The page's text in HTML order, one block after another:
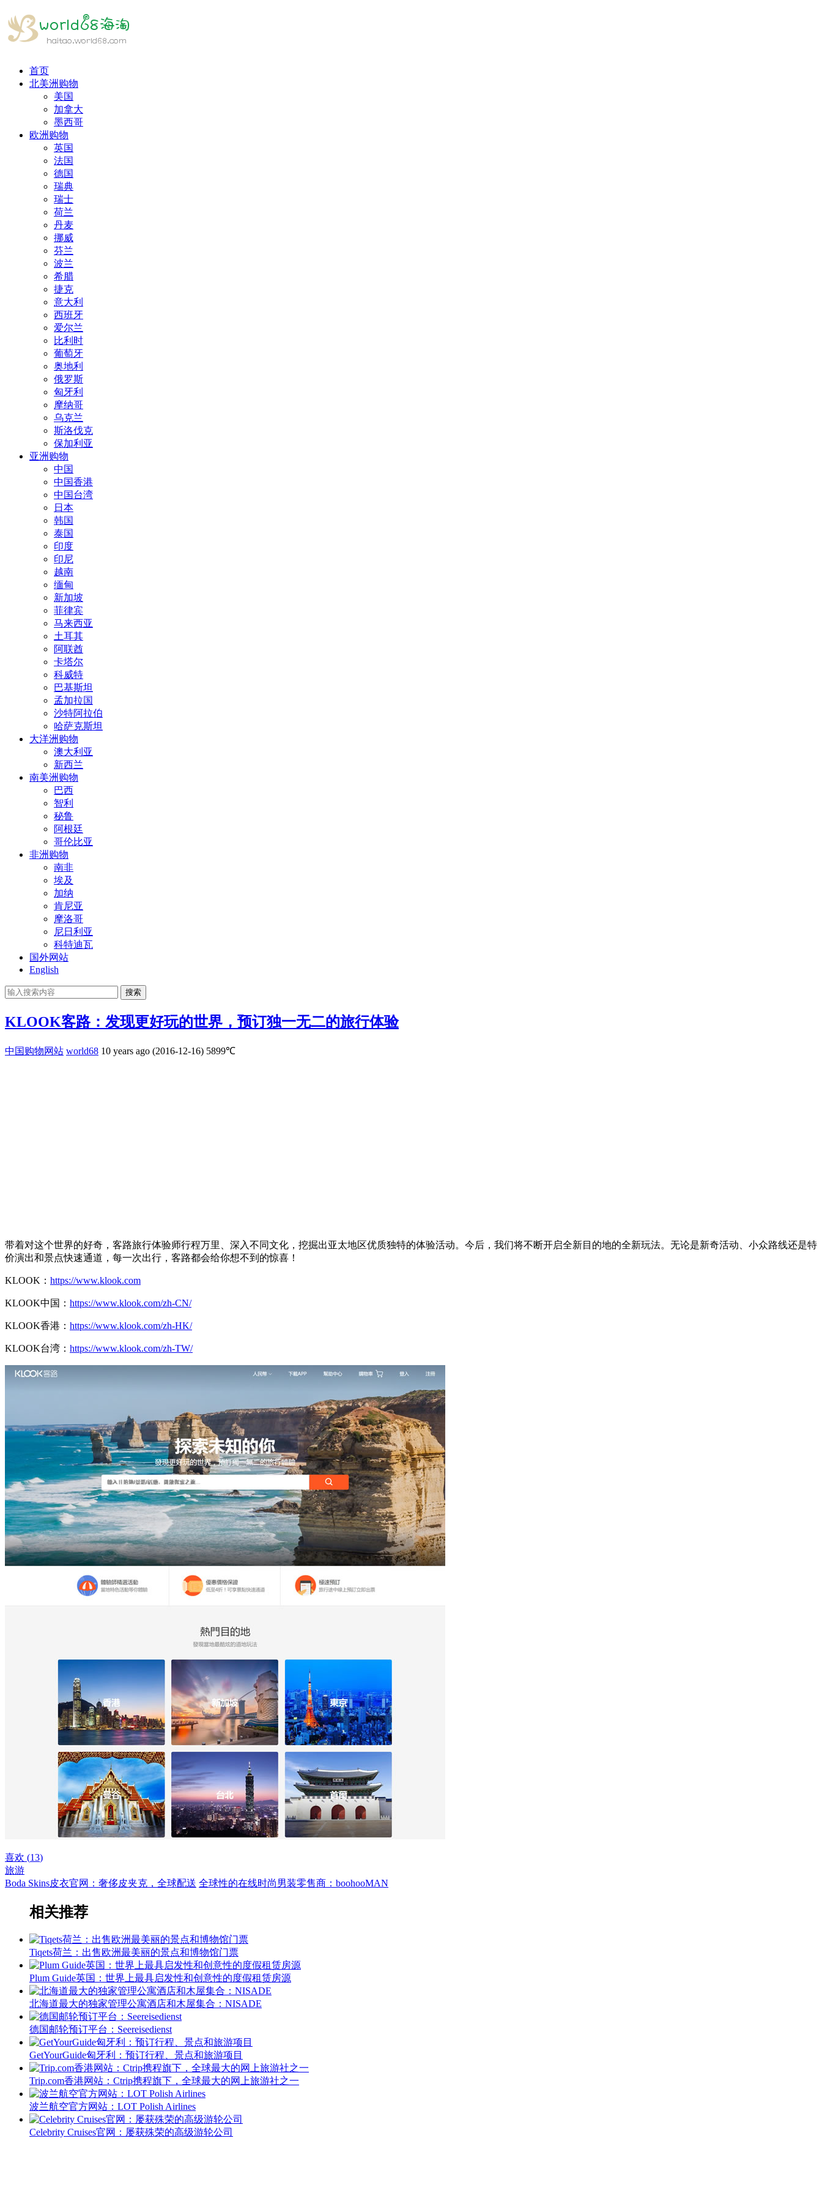
首页
北美洲购物
美国
加拿大
墨西哥
欧洲购物
英国
法国
德国
瑞典
瑞士
荷兰
丹麦
挪威
芬兰
波兰
希腊
捷克
意大利
西班牙
爱尔兰
比利时
葡萄牙
奥地利
俄罗斯
匈牙利
摩纳哥
乌克兰
斯洛伐克
保加利亚
亚洲购物
中国
中国香港
中国台湾
日本
韩国
泰国
印度
印尼
越南
缅甸
新加坡
菲律宾
马来西亚
土耳其
阿联酋
卡塔尔
科威特
巴基斯坦
孟加拉国
沙特阿拉伯
哈萨克斯坦
大洋洲购物
澳大利亚
新西兰
南美洲购物
巴西
智利
秘鲁
阿根廷
哥伦比亚
非洲购物
南非
埃及
加纳
肯尼亚
摩洛哥
尼日利亚
科特迪瓦
国外网站
English
搜索
KLOOK客路：发现更好玩的世界，预订独一无二的旅行体验
中国购物网站 world68 10 years ago (2016-12-16) 5899℃
带着对这个世界的好奇，客路旅行体验师行程万里、深入不同文化，挖掘出亚太地区优质独特的体验活动。今后，我们将不断开启全新目的地的全新玩法。无论是新奇活动、小众路线还是特
价演出和景点快速通道，每一次出行，客路都会给你想不到的惊喜！
KLOOK： https://www.klook.com
KLOOK中国： https://www.klook.com/zh-CN/
KLOOK香港： https://www.klook.com/zh-HK/
KLOOK台湾： https://www.klook.com/zh-TW/
喜欢 (13)
旅游
Boda Skins皮衣官网：奢侈皮夹克，全球配送 全球性的在线时尚男装零售商：boohooMAN
相关推荐
Tiqets荷兰：出售欧洲最美丽的景点和博物馆门票
Plum Guide英国：世界上最具启发性和创意性的度假租赁房源
北海道最大的独家管理公寓酒店和木屋集合：NISADE
德国邮轮预订平台：Seereisedienst
GetYourGuide匈牙利：预订行程、景点和旅游项目
Trip.com香港网站：Ctrip携程旗下，全球最大的网上旅游社之一
波兰航空官方网站：LOT Polish Airlines
Celebrity Cruises官网：屡获殊荣的高级游轮公司